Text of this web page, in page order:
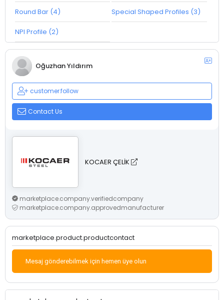
Round Bar (4) Special Shaped Profiles (3)
NPI Profile (2)
Oğuzhan Yıldırım
customer.follow
Contact Us
KOCAER ÇELİK
marketplace.company.verifiedcompany
marketplace.company.approvedmanufacturer
marketplace.product.productcontact
Mesaj gönderebilmek için hemen üye olun